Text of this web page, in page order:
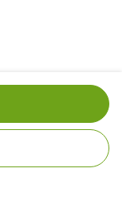
Bereiding